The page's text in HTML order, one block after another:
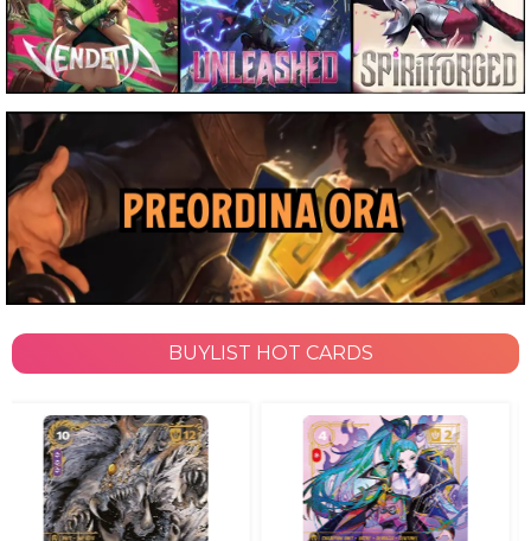
BUYLIST HOT CARDS
Singles
Confezionati
Singles
Confezionati
Singles